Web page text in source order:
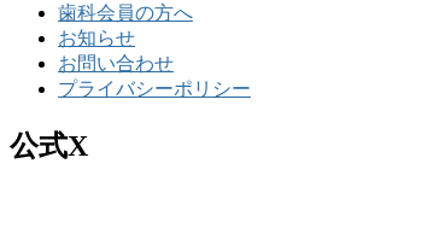
歯科会員の方へ
お知らせ
お問い合わせ
プライバシーポリシー
公式X